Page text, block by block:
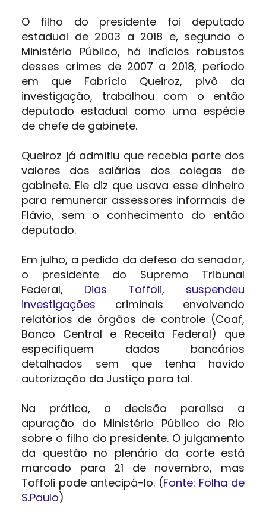
O filho do presidente foi deputado
estadual de 2003 a 2018 e, segundo o
Ministério Público, há indícios robustos
desses crimes de 2007 a 2018, período
em que Fabrício Queiroz, pivô da
investigação, trabalhou com o então
deputado estadual como uma espécie
de chefe de gabinete.
Queiroz já admitiu que recebia parte dos
valores dos salários dos colegas de
gabinete. Ele diz que usava esse dinheiro
para remunerar assessores informais de
Flávio, sem o conhecimento do então
deputado.
Em julho, a pedido da defesa do senador,
o presidente do Supremo Tribunal
Federal, Dias Toffoli, suspendeu
investigações criminais envolvendo
relatórios de órgãos de controle (Coaf,
Banco Central e Receita Federal) que
especifiquem dados bancários
detalhados sem que tenha havido
autorização da Justiça para tal.
Na prática, a decisão paralisa a
apuração do Ministério Público do Rio
sobre o filho do presidente. O julgamento
da questão no plenário da corte está
marcado para 21 de novembro, mas
Toffoli pode antecipá-lo. (Fonte: Folha de
S.Paulo)